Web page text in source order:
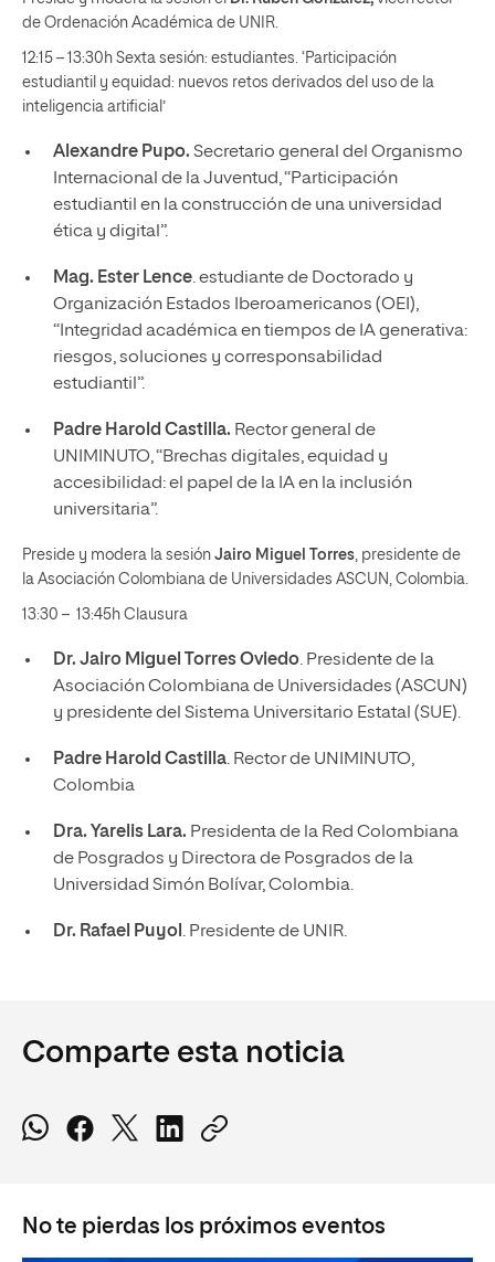
de Ordenación Académica de UNIR.
12:15 – 13:30h Sexta sesión: estudiantes. ‘Participación
estudiantil y equidad: nuevos retos derivados del uso de la
inteligencia artificial’
Alexandre Pupo. Secretario general del Organismo
Internacional de la Juventud, “Participación
estudiantil en la construcción de una universidad
ética y digital”.
Mag. Ester Lence. estudiante de Doctorado y
Organización Estados Iberoamericanos (OEI),
“Integridad académica en tiempos de IA generativa:
riesgos, soluciones y corresponsabilidad
estudiantil”.
Padre Harold Castilla. Rector general de
UNIMINUTO, “Brechas digitales, equidad y
accesibilidad: el papel de la IA en la inclusión
universitaria”.
Preside y modera la sesión Jairo Miguel Torres , presidente de
la Asociación Colombiana de Universidades ASCUN, Colombia.
13:30 – 13:45h Clausura
Dr. Jairo Miguel Torres Oviedo. Presidente de la
Asociación Colombiana de Universidades (ASCUN)
y presidente del Sistema Universitario Estatal (SUE).
Padre Harold Castilla. Rector de UNIMINUTO,
Colombia
Dra. Yarelis Lara. Presidenta de la Red Colombiana
de Posgrados y Directora de Posgrados de la
Universidad Simón Bolívar, Colombia.
Dr. Rafael Puyol . Presidente de UNIR.
Comparte esta noticia
No te pierdas los próximos eventos